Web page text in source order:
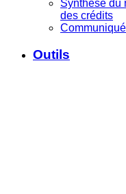
Synthèse du
des crédits
Outils